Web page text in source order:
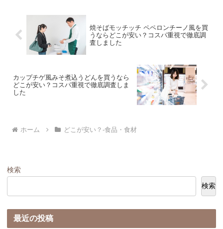
焼そばモッチッチ ペペロンチーノ風を買
うならどこが安い？コスパ重視で徹底調
査しました
カップチゲ風みそ煮込うどんを買うなら
どこが安い？コスパ重視で徹底調査しま
した
ホーム どこが安い？-食品・食材
検索
検索
最近の投稿